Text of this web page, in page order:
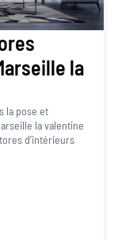
la
la pose et
la valentine
d’intérieurs